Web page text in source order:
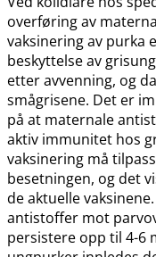
overføring av
vaksinering av purka
beskyttelse av
etter avvenning, og
smågrisene. Det er
på at maternale
aktiv immunitet hos
vaksinering må
besetningen, og det
de aktuelle
antistoffer mot
persistere opp til 4-6